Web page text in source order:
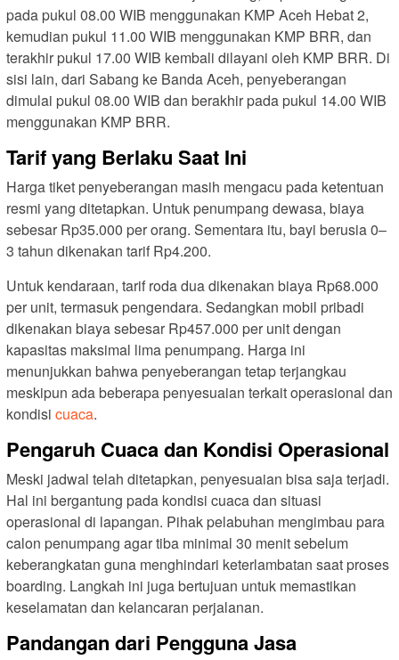
pada pukul 08.00 WIB menggunakan KMP Aceh Hebat 2,
kemudian pukul 11.00 WIB menggunakan KMP BRR, dan
terakhir pukul 17.00 WIB kembali dilayani oleh KMP BRR. Di
sisi lain, dari Sabang ke Banda Aceh, penyeberangan
dimulai pukul 08.00 WIB dan berakhir pada pukul 14.00 WIB
menggunakan KMP BRR.
Tarif yang Berlaku Saat Ini
Harga tiket penyeberangan masih mengacu pada ketentuan
resmi yang ditetapkan. Untuk penumpang dewasa, biaya
sebesar Rp35.000 per orang. Sementara itu, bayi berusia 0–
3 tahun dikenakan tarif Rp4.200.
Untuk kendaraan, tarif roda dua dikenakan biaya Rp68.000
per unit, termasuk pengendara. Sedangkan mobil pribadi
dikenakan biaya sebesar Rp457.000 per unit dengan
kapasitas maksimal lima penumpang. Harga ini
menunjukkan bahwa penyeberangan tetap terjangkau
meskipun ada beberapa penyesuaian terkait operasional dan
kondisi cuaca.
Pengaruh Cuaca dan Kondisi Operasional
Meski jadwal telah ditetapkan, penyesuaian bisa saja terjadi.
Hal ini bergantung pada kondisi cuaca dan situasi
operasional di lapangan. Pihak pelabuhan mengimbau para
calon penumpang agar tiba minimal 30 menit sebelum
keberangkatan guna menghindari keterlambatan saat proses
boarding. Langkah ini juga bertujuan untuk memastikan
keselamatan dan kelancaran perjalanan.
Pandangan dari Pengguna Jasa